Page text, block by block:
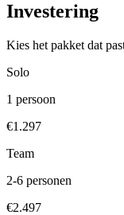
Investering
Kies het pakket dat
Solo
1 persoon
€1.297
Team
2-6 personen
€2.497